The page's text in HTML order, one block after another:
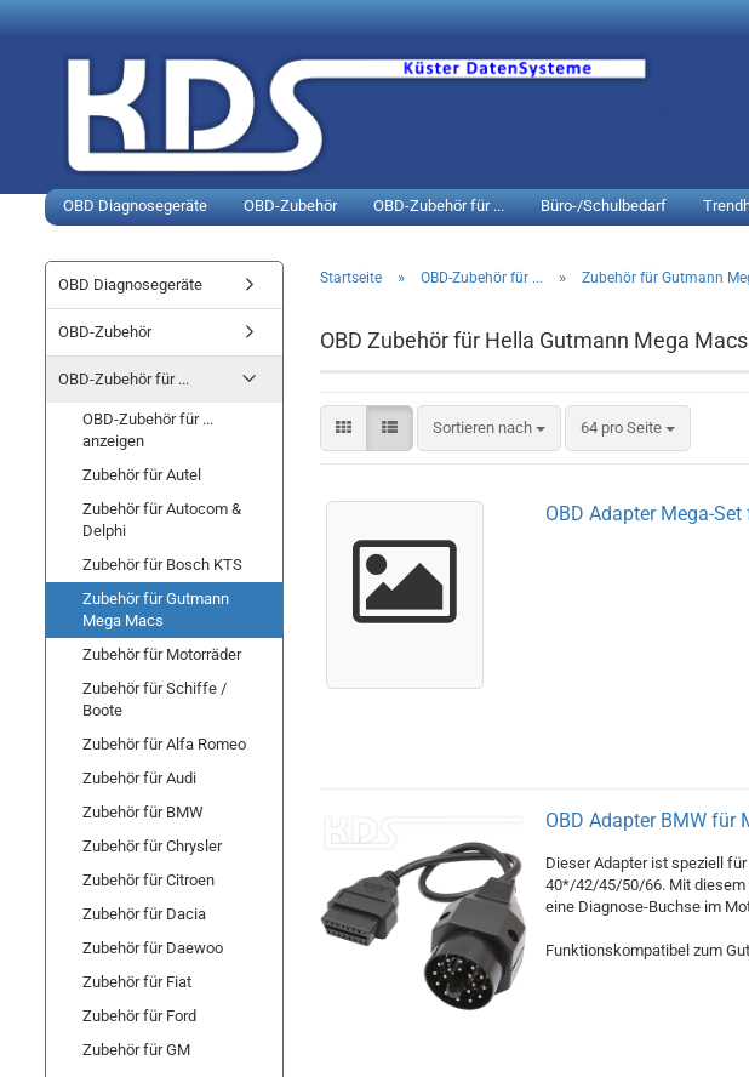
OBD Diagnosegeräte OBD-Zubehör OBD-Zubehör für ... Büro-/Schulbedarf
Startseite » OBD-Zubehör für ... » Zubehör für Gutmann
OBD Zubehör für Hella Gutmann Mega
Sortieren nach 64 pro Seite
OBD Adapter Mega-
OBD Adapter BMW für
Dieser Adapter ist speziell
40*/42/45/50/66. Mit diesem
eine Diagnose-Buchse im
Funktionskompatibel zum
OBD Diagnosegeräte
OBD-Zubehör
OBD-Zubehör für ...
OBD-Zubehör für ...
anzeigen
Zubehör für Autel
Zubehör für Autocom &
Delphi
Zubehör für Bosch KTS
Zubehör für Gutmann
Mega Macs
Zubehör für Motorräder
Zubehör für Schiffe /
Boote
Zubehör für Alfa Romeo
Zubehör für Audi
Zubehör für BMW
Zubehör für Chrysler
Zubehör für Citroen
Zubehör für Dacia
Zubehör für Daewoo
Zubehör für Fiat
Zubehör für Ford
Zubehör für GM